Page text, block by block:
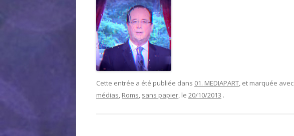
Cette entrée a été publiée dans 01. MEDIAPART, et marquée avec
médias, Roms, sans papier, le 20/10/2013 .